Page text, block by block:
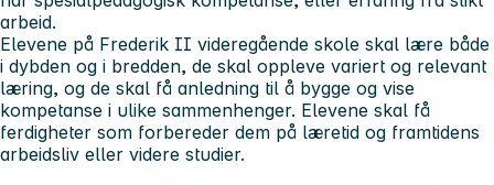
arbeid.
Elevene på Frederik II videregående skole skal lære både
i dybden og i bredden, de skal oppleve variert og relevant
læring, og de skal få anledning til å bygge og vise
kompetanse i ulike sammenhenger. Elevene skal få
ferdigheter som forbereder dem på læretid og framtidens
arbeidsliv eller videre studier.